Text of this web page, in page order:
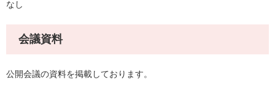
なし
会議資料
公開会議の資料を掲載しております。